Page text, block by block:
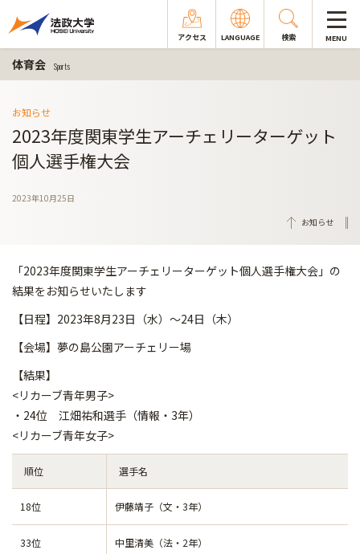
アクセス LANGUAGE 検索 MENU
体育会 Sports
お知らせ
2023年度関東学生アーチェリーターゲット
個人選手権大会
2023年10月25日
お知らせ
「2023年度関東学生アーチェリーターゲット個人選手権大会」の
結果をお知らせいたします
【日程】2023年8月23日（水）～24日（木）
【会場】夢の島公園アーチェリー場
【結果】
<リカーブ青年男子>
・24位 江畑祐和選手（情報・3年）
<リカーブ青年女子>
順位 選手名
18位 伊藤靖子（文・3年）
33位 中里清美（法・2年）